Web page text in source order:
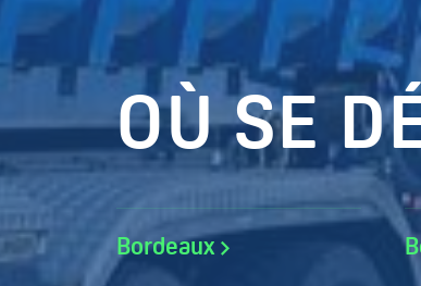
OÙ SE
Bordeaux